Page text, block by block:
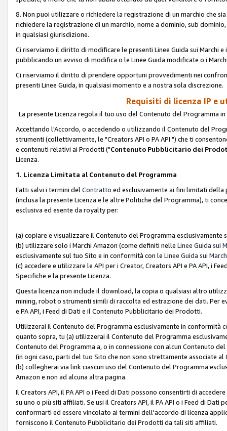
8. Non puoi utilizzare o richiedere la registrazione di un marchio che
richiedere la registrazione di un marchio, nome a dominio, sub
in qualsiasi giurisdizione.
Ci riserviamo il diritto di modificare le presenti Linee Guida sui Marchi
pubblicando un avviso di modifica o le Linee Guida modificate o i
Ci riserviamo il diritto di prendere opportuni provvedimenti nei
presenti Linee Guida, in qualsiasi momento e a nostra sola discrezione.
Requisiti di licenza IP e
La presente Licenza regola il tuo uso del Contenuto del Programma
Accettando l'Accordo, o accedendo o utilizzando il Contenuto del
strumenti (collettivamente, le "Creators API o PA API ") che ti
e contenuti relativi ai Prodotti ("Contenuto Pubblicitario dei
Licenza.
1. Licenza Limitata al Contenuto del Programma
Fatti salvi i termini del Contratto ed esclusivamente ai fini limitati
(inclusa la presente Licenza e le altre Politiche del Programma), ti
esclusiva ed esente da royalty per:
(a) copiare e visualizzare il Contenuto del Programma esclusivamente
(b) utilizzare solo i Marchi Amazon (come definiti nelle Linee Guida sui
esclusivamente sul tuo Sito e in conformità con le Linee Guida sui March
(c) accedere e utilizzare le API per i Creator, Creators API e PA API, i
Specifiche e la presente Licenza.
Questa licenza non include il download, la copia o qualsiasi altro
mining, robot o strumenti simili di raccolta ed estrazione dei dati. Per
e PA API, i Feed di Dati e il Contenuto Pubblicitario dei Prodotti.
Utilizzerai il Contenuto del Programma esclusivamente in conformità
quanto sopra, tu (a) utilizzerai il Contenuto del Programma
Contenuto del Programma a, o in connessione con alcun Contenuto
(in ogni caso, parti del tuo Sito che non sono strettamente associate
(b) collegherai via link ciascun uso del Contenuto del Programma
Amazon e non ad alcuna altra pagina.
Il Creators API, il PA API o i Feed di Dati possono consentirti di
su uno o più siti affiliati. Se usi il Creators API, il PA API o i Feed di
conformarti ed essere vincolato ai termini dell'accordo di licenza
forniscono il Contenuto Pubblicitario dei Prodotti da tali siti affiliati.